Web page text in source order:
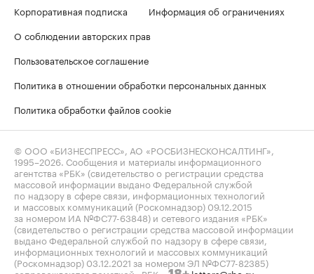
Корпоративная подписка
Информация об ограничениях
О соблюдении авторских прав
Пользовательское соглашение
Политика в отношении обработки персональных данных
Политика обработки файлов cookie
© ООО «БИЗНЕСПРЕСС», АО «РОСБИЗНЕСКОНСАЛТИНГ»,
1995–2026 . Сообщения и материалы информационного
агентства «РБК» (свидетельство о регистрации средства
массовой информации выдано Федеральной службой
по надзору в сфере связи, информационных технологий
и массовых коммуникаций (Роскомнадзор) 09.12.2015
за номером ИА №ФС77-63848) и сетевого издания «РБК»
(свидетельство о регистрации средства массовой информации
выдано Федеральной службой по надзору в сфере связи,
информационных технологий и массовых коммуникаций
(Роскомнадзор) 03.12.2021 за номером ЭЛ №ФС77-82385)